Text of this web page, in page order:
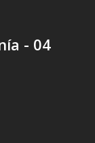
- 04